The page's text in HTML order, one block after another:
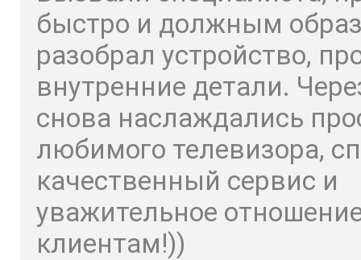
быстро и должным
разобрал устройство,
внутренние детали.
снова наслаждались
любимого телевизора,
качественный сервис и
уважительное
клиентам!))